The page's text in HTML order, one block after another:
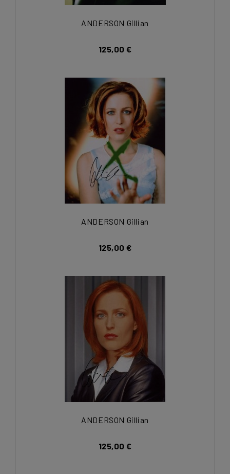
ANDERSON Gillian
125,00 €
ANDERSON Gillian
125,00 €
ANDERSON Gillian
125,00 €